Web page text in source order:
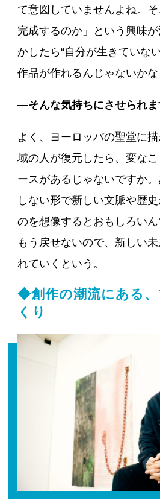
て意図していませんよね。
完成するのか」という興味
かしたら“自分が生きていな
作品が作れるんじゃないかな
―そんな気持ちにさせられま
よく、ヨーロッパの聖堂に
域の人が復元したら、変な
ースがあるじゃないですか
しない形で新しい文脈や歴
のを想像するとおもしろい
もう戻せないので、新しい
れていくという。
◆創作の潮流にある
くり